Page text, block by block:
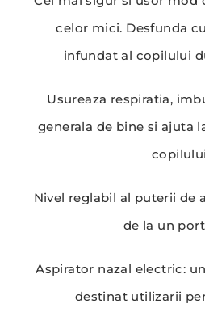
celor mici. Desfunda
infundat al copilului
Usureaza respiratia,
generala de bine si ajuta
Nivel reglabil al puterii de
de la un port
Aspirator nazal electric:
destinat utilizarii